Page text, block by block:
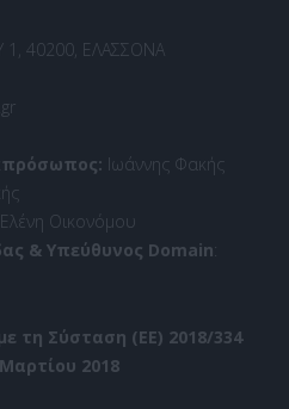
1, 40200, ΕΛΑΣΣΟΝΑ
Ιωάννης Φακής
Οικονόμου
& Υπεύθυνος Domain:
τη Σύσταση (ΕΕ) 2018/334
2018